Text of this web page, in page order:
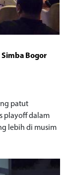
Simba Bogor
patut
playoff dalam
lebih di musim